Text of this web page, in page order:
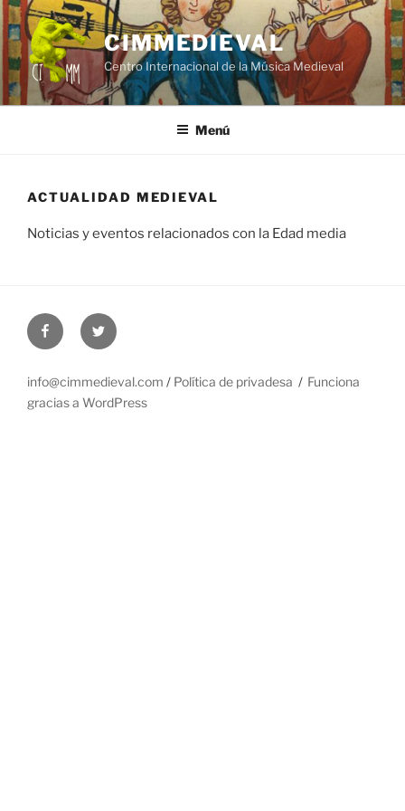
Saltar
al
contenido
CIMMEDIEVAL
Centro Internacional de la Música Medieval
Menú
ACTUALIDAD MEDIEVAL
Noticias y eventos relacionados con la Edad media
FacebookTwitter
info@cimmedieval.com / Política de privadesa
Funciona
gracias a WordPress